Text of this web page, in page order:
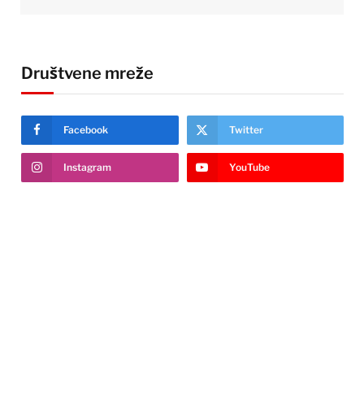
Društvene mreže
Facebook Twitter
Instagram YouTube